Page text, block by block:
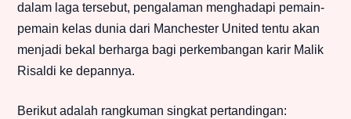
dalam laga tersebut, pengalaman menghadapi pemain-
pemain kelas dunia dari Manchester United tentu akan
menjadi bekal berharga bagi perkembangan karir Malik
Risaldi ke depannya.
Berikut adalah rangkuman singkat pertandingan: